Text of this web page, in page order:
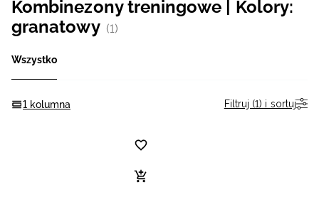
Kombinezony treningowe | Kolory:
granatowy (1)
Wszystko
1 kolumna Filtruj (1) i sortuj
Niemiecki / EUR